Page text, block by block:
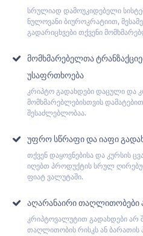
სრულიად დამოუკიდებელი
ნულოვანი ბიუროკრატიით,
გადარიცხვები თქვენი
Მომხმარებელთა
Უსაფრთხოება
კრიპტო გადახდები დაცული და
მომხმარებლებისთვის
შესაძლებლობაა.
Უფრო Სწრაფი Და Იაფი
თქვენ დაყოვნებისა და კურსის
იღებთ პროდუქტის სრულ
ფიატ ვალუტაში.
Აღარანაირი Თაღლითობები
კრიპტოვალუტით გადახდები არ
თაღლითობის რისკს ან ბარათის